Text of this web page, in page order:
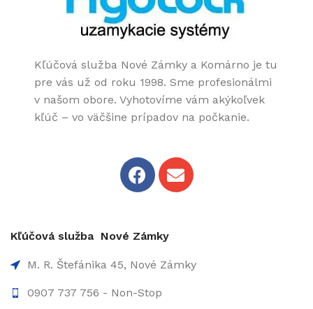
Kľúčová služba Nové Zámky a Komárno je tu
pre vás už od roku 1998. Sme profesionálmi
v našom obore. Vyhotovíme vám akýkoľvek
kľúč – vo väčšine prípadov na počkanie.
Kľúčová služba Nové Zámky
M. R. Štefánika 45, Nové Zámky
0907 737 756 - Non-Stop